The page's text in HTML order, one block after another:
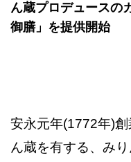
ん蔵プロデュースの
御膳」を提供開始
安永元年(1772年)
ん蔵を有する、み